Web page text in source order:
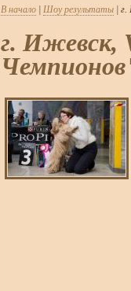
В начало Шоу результаты |
г. Ижевск,